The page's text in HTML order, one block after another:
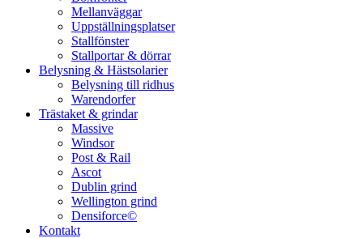
Mellanväggar
Uppställningsplatser
Stallfönster
Stallportar & dörrar
Belysning & Hästsolarier
Belysning till ridhus
Warendorfer
Trästaket & grindar
Massive
Windsor
Post & Rail
Ascot
Dublin grind
Wellington grind
Densiforce©
Kontakt